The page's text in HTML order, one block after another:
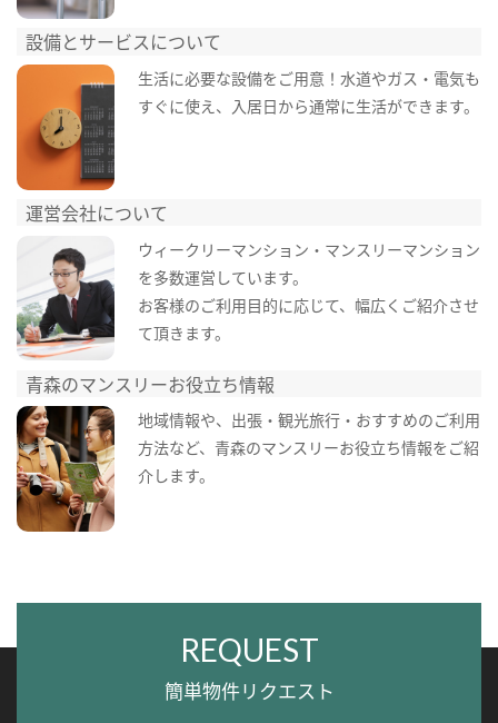
設備とサービスについて
生活に必要な設備をご用意！水道やガス・電気も
すぐに使え、入居日から通常に生活ができます。
運営会社について
ウィークリーマンション・マンスリーマンション
を多数運営しています。
お客様のご利用目的に応じて、幅広くご紹介させ
て頂きます。
青森のマンスリーお役立ち情報
地域情報や、出張・観光旅行・おすすめのご利用
方法など、青森のマンスリーお役立ち情報をご紹
介します。
REQUEST
簡単物件リクエスト